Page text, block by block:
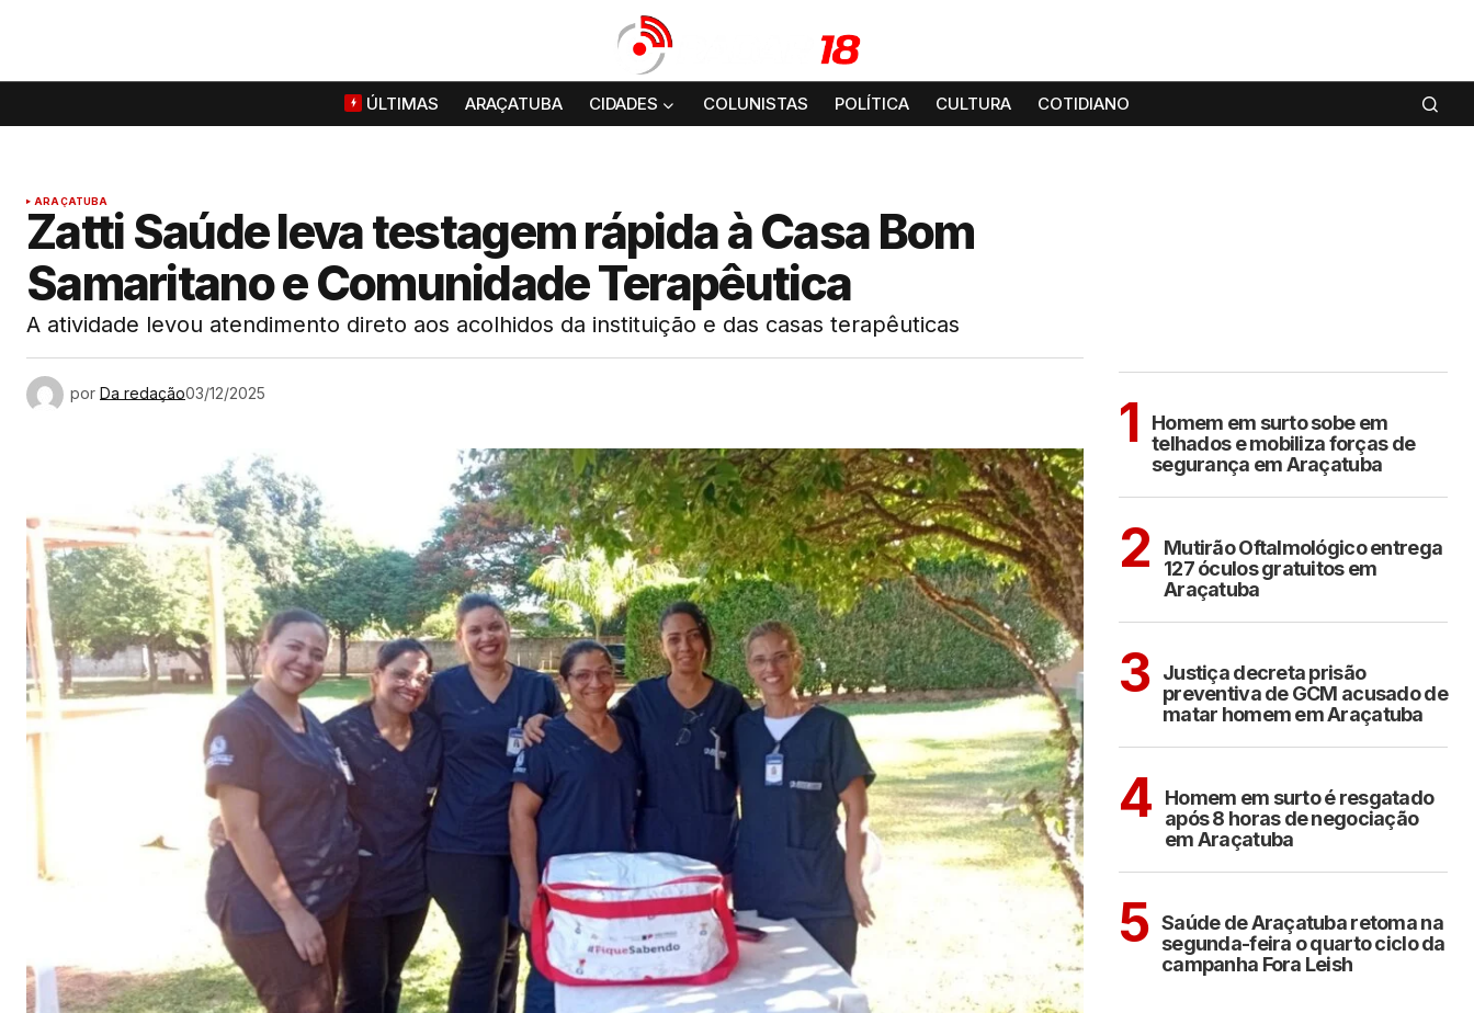
ÚLTIMAS ARAÇATUBA CIDADES COLUNISTAS POLÍTICA CULTURA COTIDIANO
ARAÇATUBA
Zatti Saúde leva testagem rápida à Casa Bom
Samaritano e Comunidade Terapêutica
A atividade levou atendimento direto aos acolhidos da instituição e das casas terapêuticas
por Da redação03/12/2025 1
Homem em surto sobe em
telhados e mobiliza forças de
segurança em Araçatuba
2
Mutirão Oftalmológico entrega
127 óculos gratuitos em
Araçatuba
3 Justiça decreta prisão
preventiva de GCM acusado de
matar homem em Araçatuba
4
Homem em surto é resgatado
após 8 horas de negociação
em Araçatuba
5 Saúde de Araçatuba retoma na
segunda-feira o quarto ciclo da
campanha Fora Leish